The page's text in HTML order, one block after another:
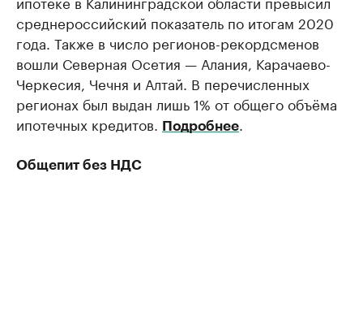
среднероссийский показатель по итогам 2020
года. Также в число регионов-рекордсменов
вошли Северная Осетия — Алания, Карачаево-
Черкесия, Чечня и Алтай. В перечисленных
регионах был выдан лишь 1% от общего объёма
ипотечных кредитов.
Подробнее
Общепит без НДС